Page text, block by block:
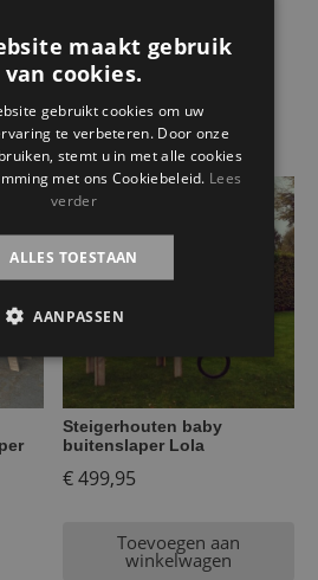
€1.124,95
Selecteer opties
Steigerhouten baby
buitenslaper Lola
€499,95
Toevoegen aan
winkelwagen
maakt gebruik
van cookies.
gebruikt cookies om uw
te verbeteren. Door onze
stemt u in met alle cookies
met ons Cookiebeleid. Lees
verder
ALLES TOESTAAN
AANPASSEN